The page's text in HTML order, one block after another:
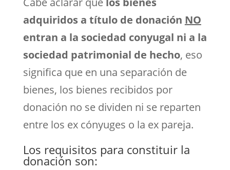
adquiridos a título de donación NO
entran a la sociedad conyugal ni a la
sociedad patrimonial de hecho, eso
significa que en una separación de
bienes, los bienes recibidos por
donación no se dividen ni se reparten
entre los ex cónyuges o la ex pareja.
Los requisitos para constituir la
donación son: